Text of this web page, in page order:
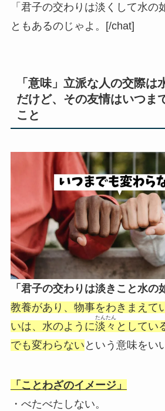
「君子の交わりは淡くして水の
ともあるのじゃよ。[/chat]
「意味」立派な人の交際は
だけど、その友情はいつま
こと
「君子の交わりは淡きこと水の
教養があり、物事をわきまえて
いは、水のように淡々
たんたん
としてい
でも変わらない という意味をい
「ことわざのイメージ」
・べたべたしない。